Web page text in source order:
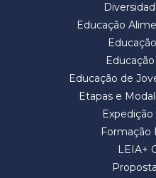
Educação
Educação de
Etapas e
LEIA+